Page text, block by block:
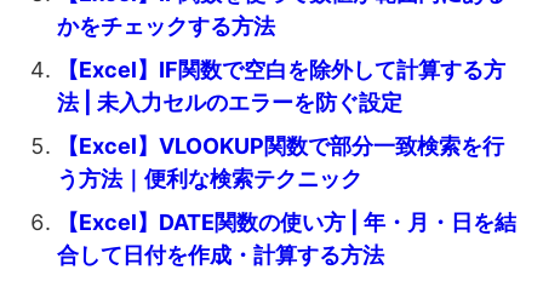
かをチェックする方法
【Excel】IF関数で空白を除外して計算する方
法 | 未入力セルのエラーを防ぐ設定
【Excel】VLOOKUP関数で部分一致検索を行
う方法｜便利な検索テクニック
【Excel】DATE関数の使い方 | 年・月・日を結
合して日付を作成・計算する方法